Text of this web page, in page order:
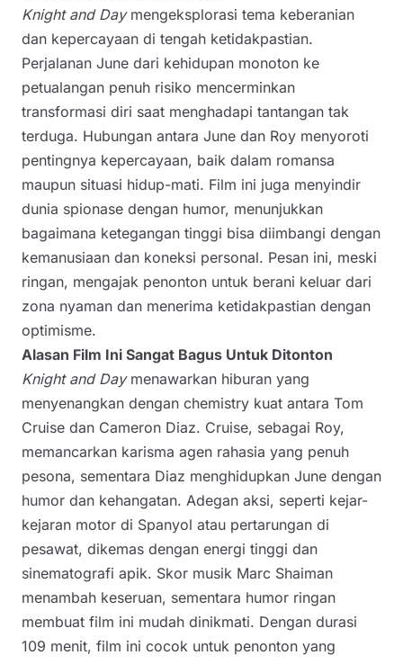
Knight and Daymengeksplorasi tema keberanian
dan kepercayaan di tengah ketidakpastian.
Perjalanan June dari kehidupan monoton ke
petualangan penuh risiko mencerminkan
transformasi diri saat menghadapi tantangan tak
terduga. Hubungan antara June dan Roy menyoroti
pentingnya kepercayaan, baik dalam romansa
maupun situasi hidup-mati. Film ini juga menyindir
dunia spionase dengan humor, menunjukkan
bagaimana ketegangan tinggi bisa diimbangi dengan
kemanusiaan dan koneksi personal. Pesan ini, meski
ringan, mengajak penonton untuk berani keluar dari
zona nyaman dan menerima ketidakpastian dengan
optimisme.
Alasan Film Ini Sangat Bagus Untuk Ditonton
Knight and Daymenawarkan hiburan yang
menyenangkan dengan chemistry kuat antara Tom
Cruise dan Cameron Diaz. Cruise, sebagai Roy,
memancarkan karisma agen rahasia yang penuh
pesona, sementara Diaz menghidupkan June dengan
humor dan kehangatan. Adegan aksi, seperti kejar-
kejaran motor di Spanyol atau pertarungan di
pesawat, dikemas dengan energi tinggi dan
sinematografi apik. Skor musik Marc Shaiman
menambah keseruan, sementara humor ringan
membuat film ini mudah dinikmati. Dengan durasi
109 menit, film ini cocok untuk penonton yang